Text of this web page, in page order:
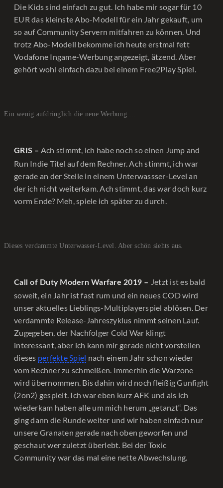
Die Kids sind einfach zu gut. Ich habe mir sogar für 10
EUR das kleinste Abo-Modell für ein Jahr gekauft, um
so auf Community Servern mitfahren zu können. Und
trotz Abo-Modell bekomme ich heute erstmal fett
Vodafone Ingame-Werbung angezeigt, ätzend. Aber
gehört wohl einfach dazu bei einem Free2Play Spiel.
Ein wenig aufdringlich die neue Werbung …
GRIS – Ach stimmt, ich habe noch so einen Jump and
Run Indie Titel auf dem Rechner. Ach stimmt, ich war
gerade an der Stelle in einem Unterwassser-Level an
der ich nicht weiterkam. Ach stimmt, das war doch kurz
vorm Ende? Meh, spiele ich später zu durch.
Dieses verdammte Unterwasser-Level. Aber schön siehts aus.
Call of Duty Modern Warfare 2019 – Jetzt ist es bald
soweit, ein Jahr ist fast rum und ein neues COD wird
unser aktuelles Lieblings-Multiplayerspiel ablösen. Der
verdammte Release-Jahreszyklus nimmt seinen Lauf.
Zugegeben, der Nachfolger Cold War klingt
interessant, aber ich kann mir gerade nicht vorstellen
dieses perfekte Spiel nach einem Jahr schon wieder
vom Rechner zu schmeißen. Immerhin die Warzone
wird übernommen. Bis dahin wird noch fleißig Gunfight
(2on2) gespielt. Ich war eben kurz AFK und als ich
wiederkam haben alle um mich herum „getanzt“. Das
ging dann die Runde weiter und wir haben einfach nur
unsere Granaten gerade nach oben geworfen und
geschaut wer zuletzt überlebt. Bei der Toxic
Community war das mal eine nette Abwechslung.